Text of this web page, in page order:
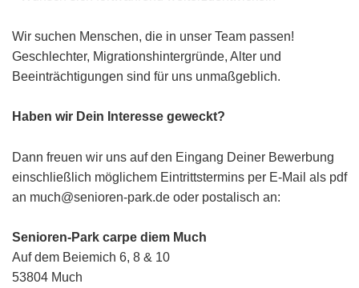
Wir suchen Menschen, die in unser Team passen!
Geschlechter, Migrationshintergründe, Alter und
Beeinträchtigungen sind für uns unmaßgeblich.
Haben wir Dein Interesse geweckt?
Dann freuen wir uns auf den Eingang Deiner Bewerbung
einschließlich möglichem Eintrittstermins per E-Mail als pdf
an much@senioren-park.de oder postalisch an:
Senioren-Park carpe diem Much
Auf dem Beiemich 6, 8 & 10
53804 Much